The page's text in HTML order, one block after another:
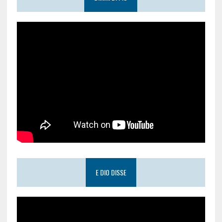
E DIO DISSE